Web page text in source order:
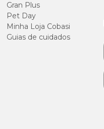
Gran Plus
Pet Day
Minha Loja Cobasi
Guias de cuidados